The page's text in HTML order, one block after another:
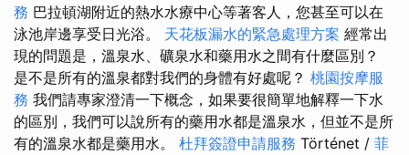
務 巴拉頓湖附近的熱水水療中​​心等著客人，您甚至可以在
泳池岸邊享受日光浴。 天花板漏水的緊急處理方案 經常出
現的問題是，溫泉水、礦泉水和藥用水之間有什麼區別？
是不是所有的溫泉都對我們的身體有好處呢？ 桃園按摩服
務 我們請專家澄清一下概念，如果要很簡單地解釋一下水
的區別，我們可以說所有的藥用水都是溫泉水，但並不是所
有的溫泉水都是藥用水。 杜拜簽證申請服務 Történet / 菲